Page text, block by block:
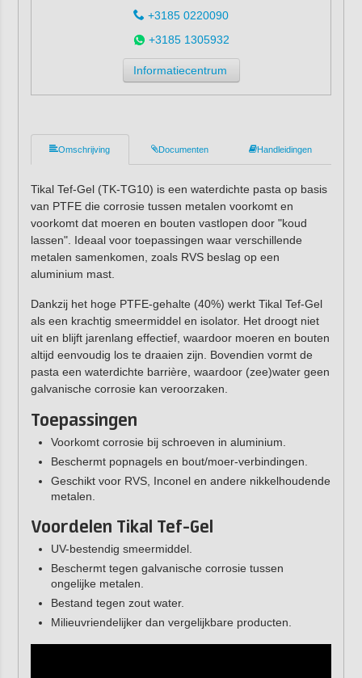
+3185 0220090
+3185 1305932
Informatiecentrum
Omschrijving Documenten Handleidingen
Tikal Tef-Gel (TK-TG10) is een waterdichte pasta op basis
van PTFE die corrosie tussen metalen voorkomt en
voorkomt dat moeren en bouten vastlopen door "koud
lassen". Ideaal voor toepassingen waar verschillende
metalen samenkomen, zoals RVS beslag op een
aluminium mast.
Dankzij het hoge PTFE-gehalte (40%) werkt Tikal Tef-Gel
als een krachtig smeermiddel en isolator. Het droogt niet
uit en blijft jarenlang effectief, waardoor moeren en bouten
altijd eenvoudig los te draaien zijn. Bovendien vormt de
pasta een waterdichte barrière, waardoor (zee)water geen
galvanische corrosie kan veroorzaken.
Toepassingen
Voorkomt corrosie bij schroeven in aluminium.
Beschermt popnagels en bout/moer-verbindingen.
Geschikt voor RVS, Inconel en andere nikkelhoudende
metalen.
Voordelen Tikal Tef-Gel
UV-bestendig smeermiddel.
Beschermt tegen galvanische corrosie tussen
ongelijke metalen.
Bestand tegen zout water.
Milieuvriendelijker dan vergelijkbare producten.